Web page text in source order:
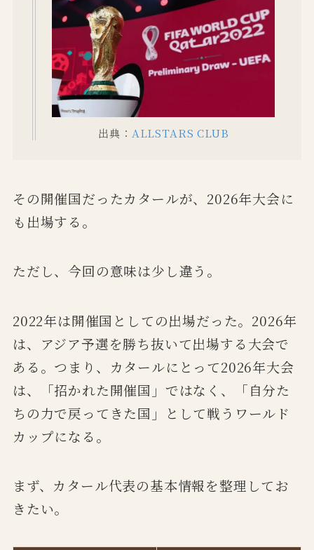
出典： ALLSTARS CLUB
その開催国だったカタールが、2026年大会に
も出場する。
ただし、今回の意味は少し違う。
2022年は開催国としての出場だった。2026年
は、アジア予選を勝ち抜いて出場する大会で
ある。つまり、カタールにとって2026年大会
は、「招かれた開催国」ではなく、「自分た
ちの力で戻ってきた国」として戦うワールド
カップになる。
まず、カタール代表の基本情報を整理してお
きたい。